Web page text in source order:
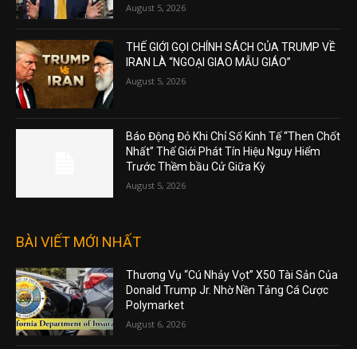
August 5, 2026
THẾ GIỚI GỌI CHÍNH SÁCH CỦA TRUMP VỀ
IRAN LÀ “NGOẠI GIAO MẪU GIÁO”
August 5, 2026
Báo Động Đỏ Khi Chỉ Số Kinh Tế “Then Chốt
Nhất” Thế Giới Phát Tín Hiệu Nguy Hiểm
Trước Thềm bầu Cử Giữa Kỳ
August 5, 2026
BÀI VIẾT MỚI NHẤT
Thương Vụ “Cú Nhảy Vọt” X50 Tài Sản Của
Donald Trump Jr. Nhờ Nền Tảng Cá Cược
Polymarket
August 6, 2026